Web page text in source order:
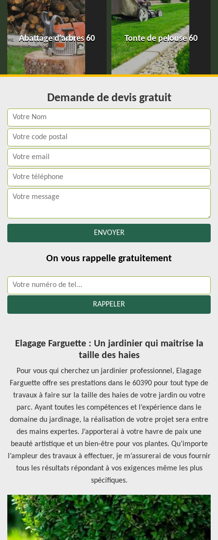
Abattage d'arbres 60 Tonte de pelouse 60
Demande de devis gratuit
On vous rappelle gratuitement
Elagage Farguette : Un jardinier qui maitrise la
taille des haies
Pour vous qui cherchez un jardinier professionnel, Elagage
Farguette offre ses prestations dans le 60390 pour tout type de
travaux à faire sur la taille des haies de votre jardin ou votre
parc. Ayant toutes les compétences et l’expérience dans le
domaine du jardinage, la réalisation de votre projet sera entre
des mains expertes. J’apporterai à votre havre de paix une
beauté artistique et un bien-être pour vos plantes. Qu’importe
l’ampleur des travaux à effectuer, je m’assurerai de vous fournir
tous les résultats répondant à vos exigences même les plus
spécifiques.